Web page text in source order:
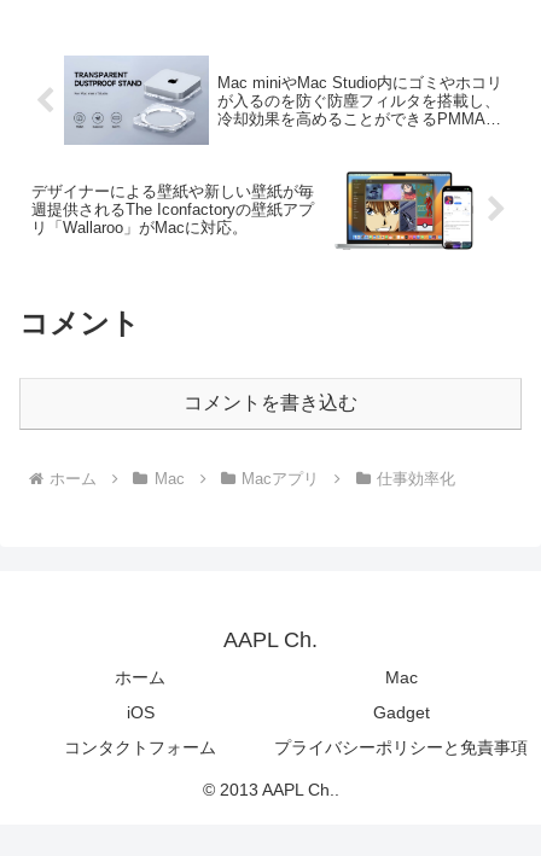
Mac miniやMac Studio内にゴミやホコリ
が入るのを防ぐ防塵フィルタを搭載し、
冷却効果を高めることができるPMMA製
デザイナーによる壁紙や新しい壁紙が毎
週提供されるThe Iconfactoryの壁紙アプ
リ「Wallaroo」がMacに対応。
コメント
コメントを書き込む
ホーム Mac Macアプリ 仕事効率化
AAPL Ch.
ホーム
Mac
iOS
Gadget
コンタクトフォーム
プライバシーポリシーと免責事項
© 2013 AAPL Ch..